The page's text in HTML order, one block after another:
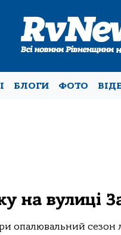
БЛОГИ ФОТО
на вулиці
опалювальний